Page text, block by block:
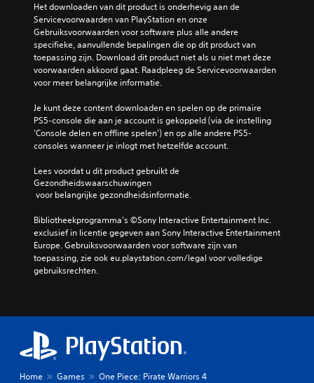
Het downloaden van dit product is onderhevig aan de
Servicevoorwaarden van PlayStation en onze
Gebruiksvoorwaarden voor software plus alle andere
specifieke, aanvullende bepalingen die op dit product van
toepassing zijn. Download dit product niet als u niet met deze
voorwaarden akkoord gaat. Raadpleeg de Servicevoorwaarden
voor meer belangrijke informatie.
Je kunt deze content downloaden en spelen op de primaire
PS5-console die aan je account is gekoppeld (via de instelling
'Console delen en offline spelen') en op alle andere PS5-
consoles wanneer je inlogt met hetzelfde account.
Lees voordat u dit product gebruikt de
Gezondheidswaarschuwingen
voor belangrijke gezondheidsinformatie.
Bibliotheekprogramma's ©Sony Interactive Entertainment Inc.
exclusief in licentie gegeven aan Sony Interactive Entertainment
Europe. Gebruiksvoorwaarden voor software zijn van
toepassing, zie ook eu.playstation.com/legal voor volledige
gebruiksrechten.
Home Games One Piece: Pirate Warriors 4